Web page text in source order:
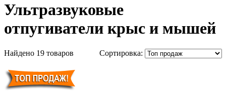
Ультразвуковые
отпугиватели крыс и мышей
Найдено 19 товаров Сортировка: